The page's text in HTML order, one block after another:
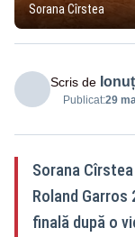
Sorana Cîrstea
Scris de
Publicat:29
Sorana
Roland
finală după o